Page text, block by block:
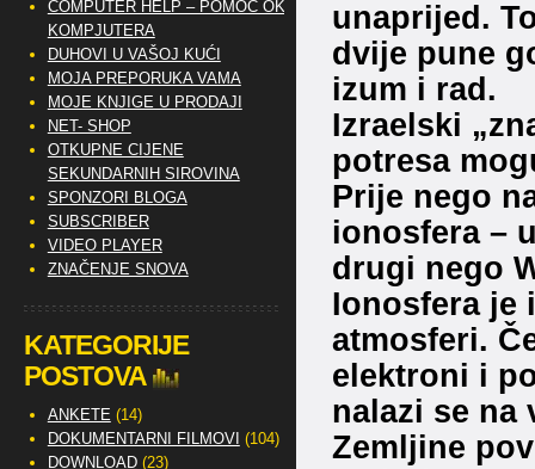
unaprijed.
dvije pune
izum i rad.
Izraelski
potresa
Prije nego
ionosfera –
drugi nego
Ionosfera je
atmosferi.
elektroni i
nalazi se na
Zemljine
COMPUTER HELP – POMOĆ OKO
KOMPJUTERA
DUHOVI U VAŠOJ KUĆI
MOJA PREPORUKA VAMA
MOJE KNJIGE U PRODAJI
NET- SHOP
OTKUPNE CIJENE
SEKUNDARNIH SIROVINA
SPONZORI BLOGA
SUBSCRIBER
VIDEO PLAYER
ZNAČENJE SNOVA
KATEGORIJE
POSTOVA
ANKETE (14)
DOKUMENTARNI FILMOVI (104)
DOWNLOAD(23)